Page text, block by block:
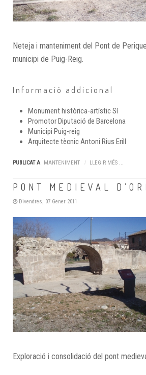
Neteja i manteniment del Pont de
municipi de Puig-Reig.
Informació addicional
Monument històrica-artísticSí
PromotorDiputació de Barcelona
Municipi Puig-reig
Arquitecte tècnicAntoni Rius Erill
PUBLICAT A MANTENIMENT LLEGIR MÉS ...
PONT MEDIEVAL
Divendres, 07 Gener 2011
Exploració i consolidació del pont